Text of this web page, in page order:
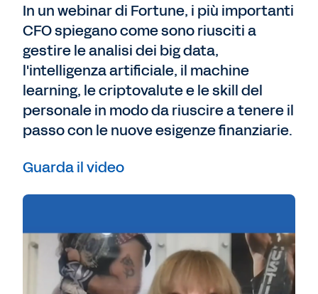
In un webinar di Fortune, i più importanti
CFO spiegano come sono riusciti a
gestire le analisi dei big data,
l'intelligenza artificiale, il machine
learning, le criptovalute e le skill del
personale in modo da riuscire a tenere il
passo con le nuove esigenze finanziarie.
Guarda il video